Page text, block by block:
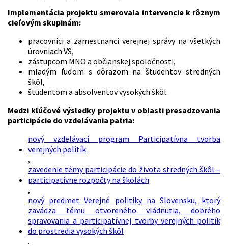
Implementácia projektu smerovala intervencie k rôznym
cieľovým skupinám:
pracovníci a zamestnanci verejnej správy na všetkých
úrovniach VS,
zástupcom MNO a občianskej spoločnosti,
mladým ľuďom s dôrazom na študentov stredných
škôl,
študentom a absolventov vysokých škôl.
Medzi kľúčové výsledky projektu v oblasti presadzovania
participácie do vzdelávania patria:
nový vzdelávací program Participatívna tvorba
verejných politík
,
zavedenie témy participácie do života stredných škôl –
participatívne rozpočty na školách
,
nový predmet Verejné politiky na Slovensku, ktorý
zavádza tému otvoreného vládnutia, dobrého
spravovania a participatívnej tvorby verejných politík
do prostredia vysokých škôl
.